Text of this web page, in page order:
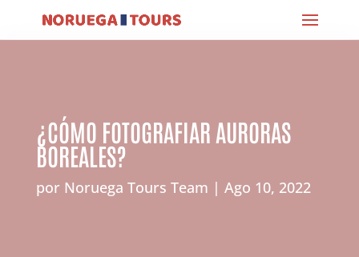
¿CÓMO FOTOGRAFIAR AURORAS
BOREALES?
por Noruega Tours Team Ago 10, 2022